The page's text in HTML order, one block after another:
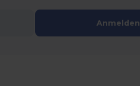
Anmelden